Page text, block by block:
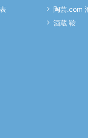
陶芸.com
酒蔵 鞍